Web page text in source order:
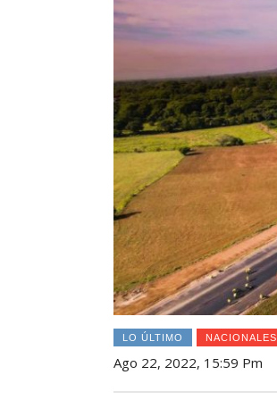
LO ÚLTIMO NACIONALES
Ago 22, 2022, 15:59 Pm